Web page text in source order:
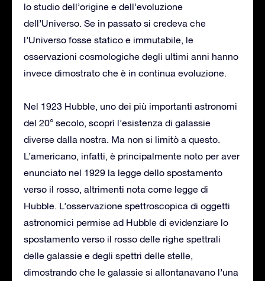
lo studio dell’origine e dell’evoluzione
dell’Universo. Se in passato si credeva che
l’Universo fosse statico e immutabile, le
osservazioni cosmologiche degli ultimi anni hanno
invece dimostrato che è in continua evoluzione.
Nel 1923 Hubble, uno dei più importanti astronomi
del 20° secolo, scoprì l’esistenza di galassie
diverse dalla nostra. Ma non si limitò a questo.
L’americano, infatti, è principalmente noto per aver
enunciato nel 1929 la legge dello spostamento
verso il rosso, altrimenti nota come legge di
Hubble. L’osservazione spettroscopica di oggetti
astronomici permise ad Hubble di evidenziare lo
spostamento verso il rosso delle righe spettrali
delle galassie e degli spettri delle stelle,
dimostrando che le galassie si allontanavano l’una